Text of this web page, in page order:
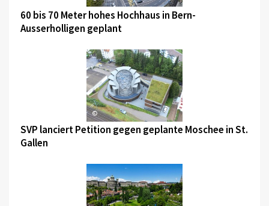
60 bis 70 Meter hohes Hochhaus in Bern-
Ausserholligen geplant
©
SVP lanciert Petition gegen geplante Moschee in St.
Gallen